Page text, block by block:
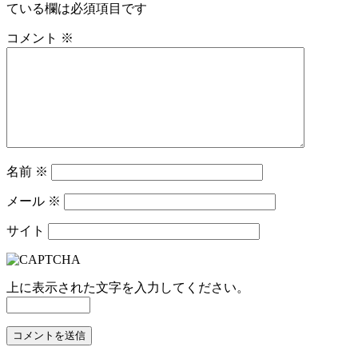
ゲ
ー
ている欄は必須項目です
コメント ※
名前 ※
メール ※
サイト
上に表示された文字を入力してください。